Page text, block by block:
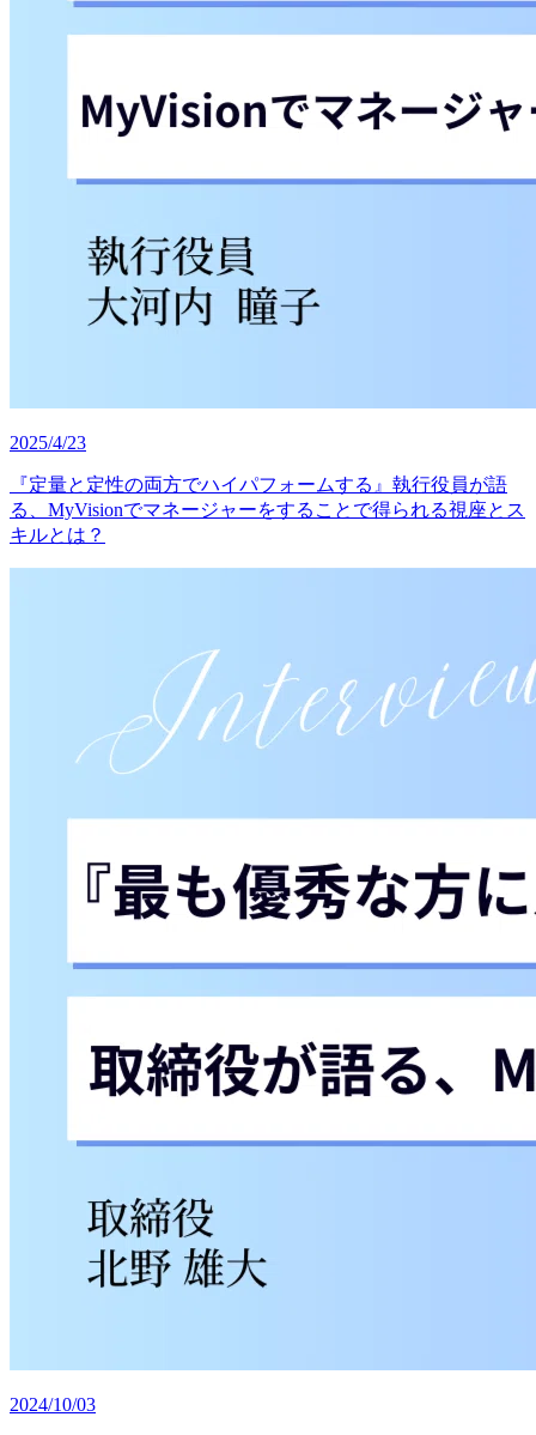
2025/4/23
『定量と定性の両方でハイパフォームする』執行役員が語
る、MyVisionでマネージャーをすることで得られる視座とス
キルとは？
2024/10/03